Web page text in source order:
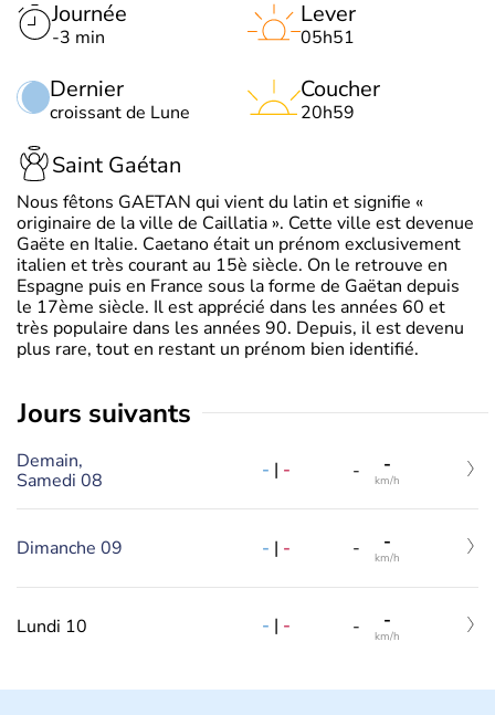
Journée
-3 min
Dernier
croissant de Lune
Lever
05h51
Coucher
20h59
Saint Gaétan
Nous fêtons GAETAN qui vient du latin et signifie «
originaire de la ville de Caillatia ». Cette ville est devenue
Gaëte en Italie. Caetano était un prénom exclusivement
italien et très courant au 15è siècle. On le retrouve en
Espagne puis en France sous la forme de Gaëtan depuis
le 17ème siècle. Il est apprécié dans les années 60 et
très populaire dans les années 90. Depuis, il est devenu
plus rare, tout en restant un prénom bien identifié.
jours suivants
Demain,
Samedi 08
- | - - -
km/h
Dimanche 09 - | - - -
km/h
Lundi 10 - | - - -
km/h